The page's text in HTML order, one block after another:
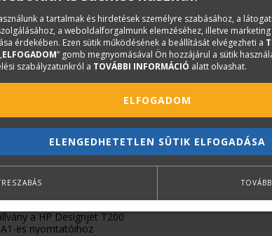
T230/T250 állvány és
a HP Designjet T200
es nyomtatóihoz
a tartalmak és hirdetések személyre szabásához, a
a weboldalforgalmunk elemzéséhez, illetve
érdekében. Ezen sütik működésének a beállítását elvégezheti a
ELFOGADOM” gomb megnyomásával Ön hozzájárul a sütik
szabályzatunkról a TOVÁBBI INFORMÁCIÓ alatt olvashat.
ELFOGADOM
ELENGEDHETETLEN SÜTIK ELFOGADÁSA